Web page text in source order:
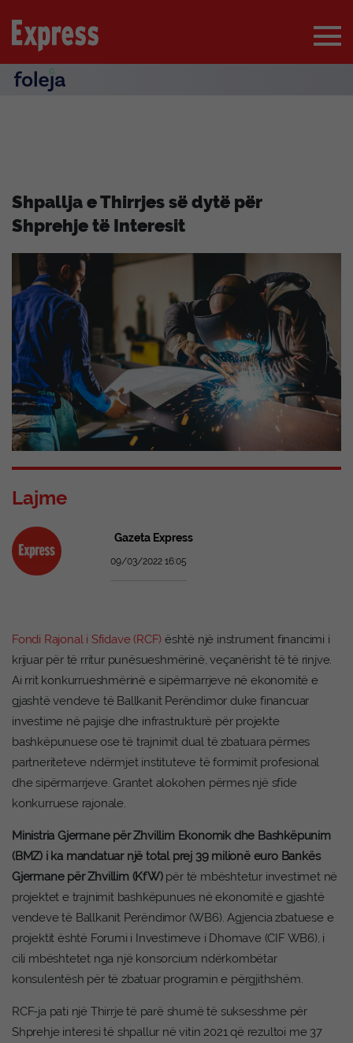
Shpallja e Thirrjes së dytë për
Shprehje të Interesit
Lajme
Gazeta Express
09/03/2022 16:05
Fondi Rajonal i Sfidave (RCF) është një instrument financimi i
krijuar për të rritur punësueshmërinë, veçanërisht të të rinjve.
Ai rrit konkurrueshmërinë e sipërmarrjeve në ekonomitë e
gjashtë vendeve të Ballkanit Perëndimor duke financuar
investime në pajisje dhe infrastrukturë për projekte
bashkëpunuese ose të trajnimit dual të zbatuara përmes
partneriteteve ndërmjet instituteve të formimit profesional
dhe sipërmarrjeve. Grantet alokohen përmes një sfide
konkurruese rajonale.
Ministria Gjermane për Zhvillim Ekonomik dhe Bashkëpunim
(BMZ) i ka mandatuar një total prej 39 milionë euro Bankës
Gjermane për Zhvillim (KfW)për të mbështetur investimet në
projektet e trajnimit bashkëpunues në ekonomitë e gjashtë
vendeve të Ballkanit Perëndimor (WB6). Agjencia zbatuese e
projektit është Forumi i Investimeve i Dhomave (CIF WB6), i
cili mbështetet nga një konsorcium ndërkombëtar
konsulentësh për të zbatuar programin e përgjithshëm.
RCF-ja pati një Thirrje të parë shumë të suksesshme për
Shprehje interesi të shpallur në vitin 2021 që rezultoi me 37